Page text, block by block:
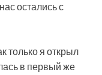
остались с
только я открыл
в первый же